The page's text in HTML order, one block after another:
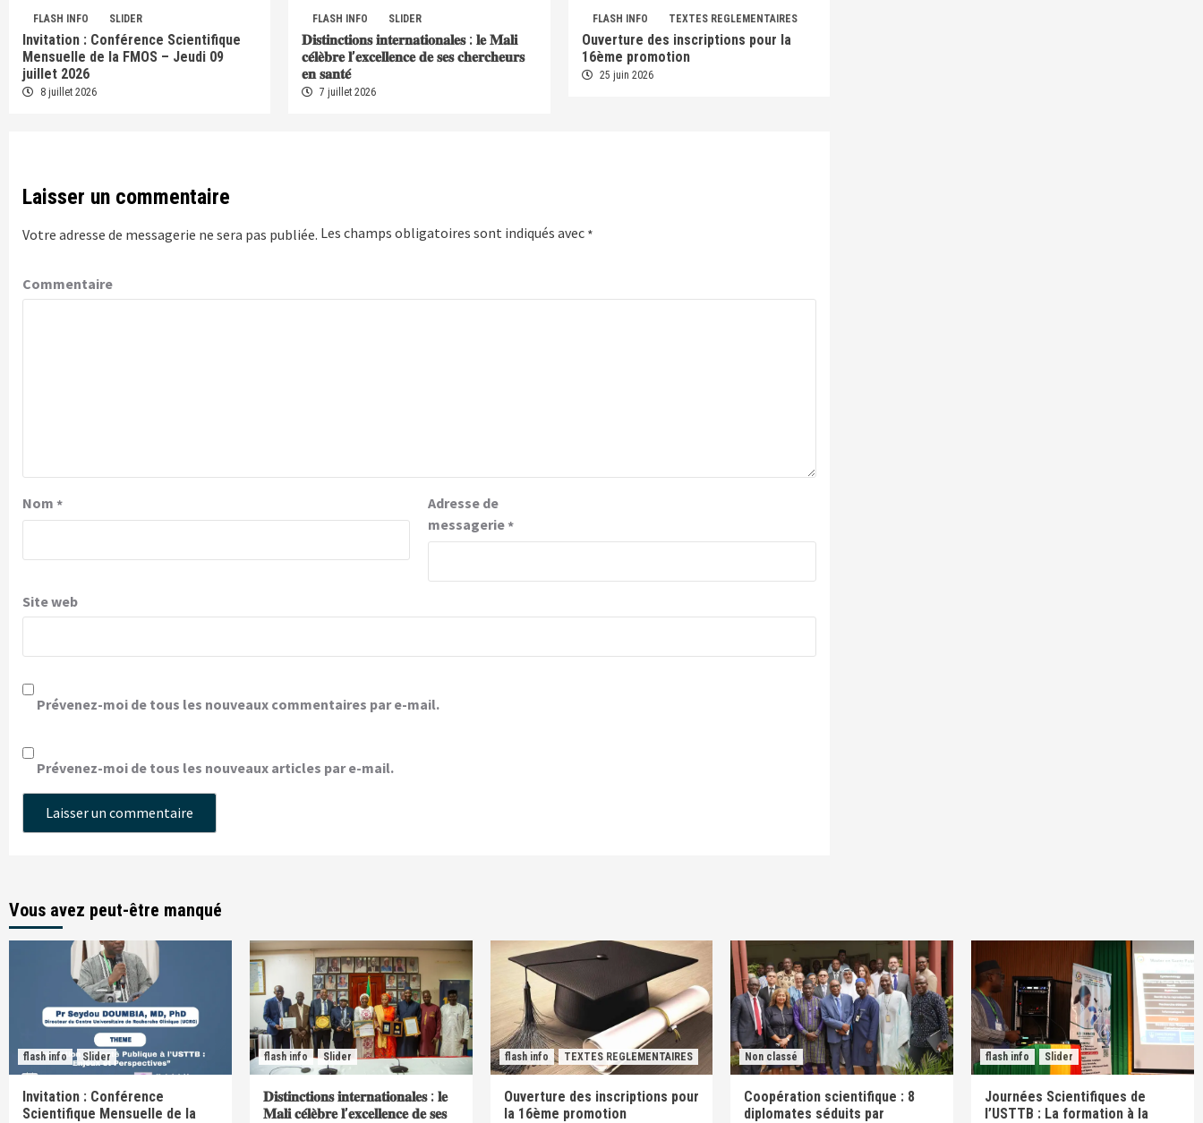
FLASH INFO SLIDER
Invitation : Conférence Scientifique
Mensuelle de la FMOS – Jeudi 09
juillet 2026
8 juillet 2026
FLASH INFO SLIDER
𝐃𝐢𝐬𝐭𝐢𝐧𝐜𝐭𝐢𝐨𝐧𝐬 𝐢𝐧𝐭𝐞𝐫𝐧𝐚𝐭𝐢𝐨𝐧𝐚𝐥𝐞𝐬 : 𝐥𝐞 𝐌𝐚𝐥𝐢
𝐜𝐞́𝐥𝐞̀𝐛𝐫𝐞 𝐥’𝐞𝐱𝐜𝐞𝐥𝐥𝐞𝐧𝐜𝐞 𝐝𝐞 𝐬𝐞𝐬 𝐜𝐡𝐞𝐫𝐜𝐡𝐞𝐮𝐫𝐬
𝐞𝐧 𝐬𝐚𝐧𝐭𝐞́
7 juillet 2026
FLASH INFO TEXTES REGLEMENTAIRES
Ouverture des inscriptions pour la
16ème promotion
25 juin 2026
Laisser un commentaire
Votre adresse de messagerie ne sera pas publiée. Les champs obligatoires sont indiqués avec *
Commentaire
Nom *
Adresse de
messagerie*
Site web
Prévenez-moi de tous les nouveaux commentaires par e-mail.
Prévenez-moi de tous les nouveaux articles par e-mail.
Vous avez peut-être manqué
flash info Slider
Invitation : Conférence
Scientifique Mensuelle de la
flash info Slider
𝐃𝐢𝐬𝐭𝐢𝐧𝐜𝐭𝐢𝐨𝐧𝐬 𝐢𝐧𝐭𝐞𝐫𝐧𝐚𝐭𝐢𝐨𝐧𝐚𝐥𝐞𝐬 : 𝐥𝐞
𝐌𝐚𝐥𝐢 𝐜𝐞́𝐥𝐞̀𝐛𝐫𝐞 𝐥’𝐞𝐱𝐜𝐞𝐥𝐥𝐞𝐧𝐜𝐞 𝐝𝐞 𝐬𝐞𝐬
flash info TEXTES REGLEMENTAIRES
Ouverture des inscriptions pour
la 16ème promotion
Non classé
Coopération scientifique : 8
diplomates séduits par
flash info Slider
Journées Scientifiques de
l’USTTB : La formation à la